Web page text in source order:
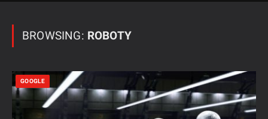
BROWSING: ROBOTY
GOOGLE